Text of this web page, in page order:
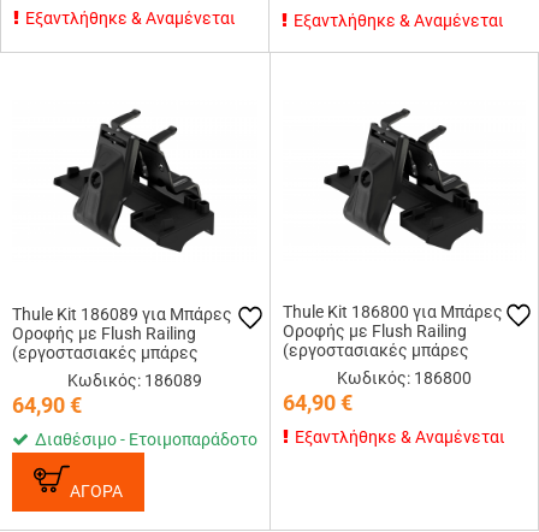
Εξαντλήθηκε & Αναμένεται Εξαντλήθηκε & Αναμένεται
Thule Kit 186089 για Μπάρες
Οροφής με Flush Railing
(εργοστασιακές μπάρες
εφαπτόμενες στην οροφή)
Κωδικός: 186089
64,90€
Διαθέσιμο - Ετοιμοπαράδοτο
ΑΓΟΡΑ
Thule Kit 186800 για Μπάρες
Οροφής με Flush Railing
(εργοστασιακές μπάρες
εφαπτόμενες στην οροφή)
Κωδικός: 186800
64,90€
Εξαντλήθηκε & Αναμένεται